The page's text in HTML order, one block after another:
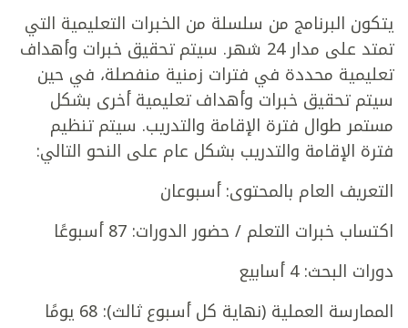
يتكون البرنامج من سلسلة من الخبرات التعليمية التي
تمتد على مدار 24 شهر. سيتم تحقيق خبرات وأهداف
تعليمية محددة في فترات زمنية منفصلة، في حين
سيتم تحقيق خبرات وأهداف تعليمية أخرى بشكل
مستمر طوال فترة الإقامة والتدريب. سيتم تنظيم
فترة الإقامة والتدريب بشكل عام على النحو التالي:
التعريف العام بالمحتوى: أسبوعان
اكتساب خبرات التعلم / حضور الدورات: 87 أسبوعًا
دورات البحث: 4 أسابيع
الممارسة العملية (نهاية كل أسبوع ثالث): 68 يومًا